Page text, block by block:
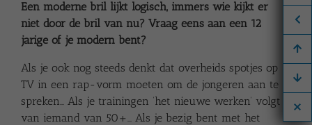
Een moderne bril lijkt logisch, immers wie kijkt er
niet door de bril van nu? Vraag eens aan een 12
jarige of je modern bent?
Als je ook nog steeds denkt dat overheids spotjes op
TV in een rap-vorm moeten om de jongeren aan te
spreken… Als je trainingen ‘het nieuwe werken’ volgt
van iemand van 50+… Als je bezig bent met het